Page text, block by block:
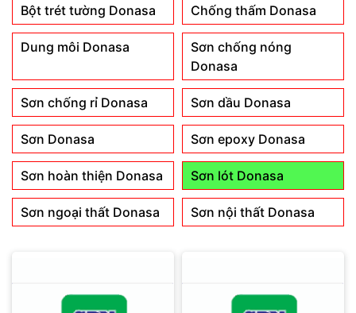
Bột trét tường Donasa Chống thấm Donasa
Dung môi Donasa
Sơn chống nóng
Donasa
Sơn chống rỉ Donasa Sơn dầu Donasa
Sơn Donasa Sơn epoxy Donasa
Sơn hoàn thiện Donasa Sơn lót Donasa
Sơn ngoại thất Donasa Sơn nội thất Donasa